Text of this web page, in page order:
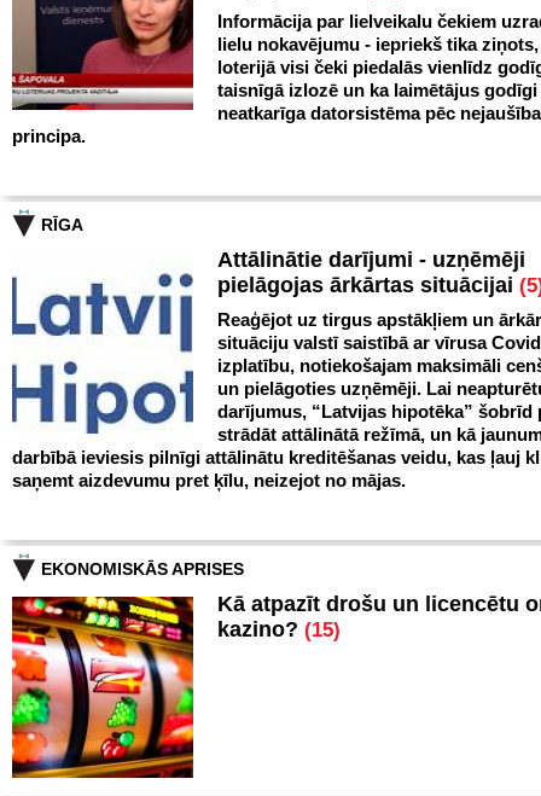
Informācija par lielveikalu čekiem
lielu nokavējumu - iepriekš tika
loterijā visi čeki piedalās vienlīdz
taisnīgā izlozē un ka laimētājus
neatkarīga datorsistēma pēc
principa.
RĪGA
Attālinātie darījumi - uzņēmēji
pielāgojas ārkārtas situācijai
Reaģējot uz tirgus apstākļiem un
situāciju valstī saistībā ar vīrusa
izplatību, notiekošajam maksimāli
un pielāgoties uzņēmēji. Lai
darījumus, “Latvijas hipotēka” šobrīd
strādāt attālinātā režīmā, un kā
darbībā ieviesis pilnīgi attālinātu kreditēšanas veidu, kas ļauj
saņemt aizdevumu pret ķīlu, neizejot no mājas.
EKONOMISKĀS APRISES
Kā atpazīt drošu un licencētu
kazino? (15)